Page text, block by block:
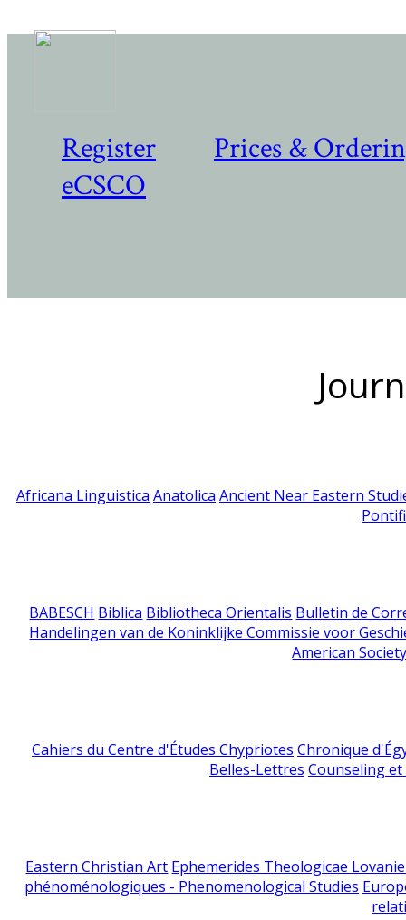
Register
Prices &
eCSCO
Africana Linguistica Anatolica Ancient Near Eastern
BABESCH Biblica Bibliotheca Orientalis Bulletin de
Handelingen van de Koninklijke Commissie voor
American
Cahiers du Centre d'Études Chypriotes Chronique
Belles-Lettres Counseling
Eastern Christian Art Ephemerides Theologicae
phénoménologiques - Phenomenological Studies